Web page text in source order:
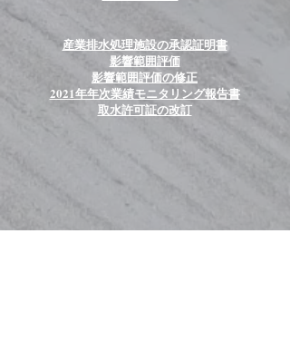
産業排水処理施設の承認証明書
影響範囲評価
影響範囲評価の修正
2021年年次業績モニタリング報告書
取水許可証の改訂